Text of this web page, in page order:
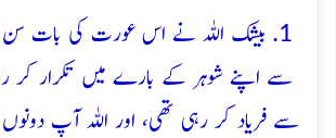
1. بیشک اللہ نے اس عورت کی بات
سے اپنے شوہر کے بارے میں تکرار کر
سے فریاد کر رہی تھی، اور اللہ آپ